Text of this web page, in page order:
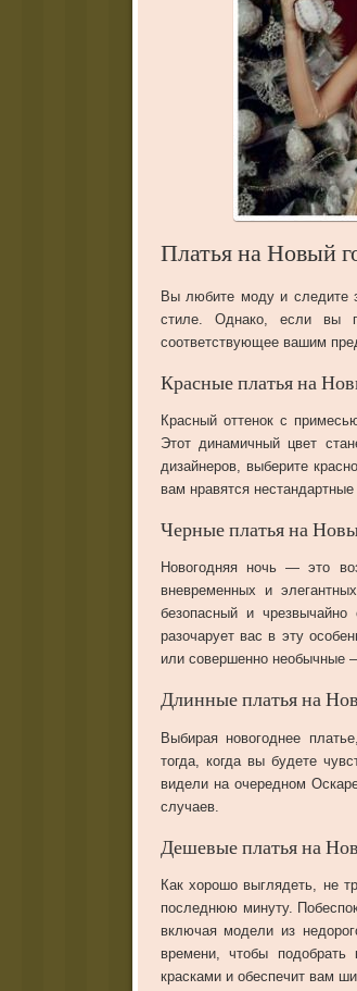
Платья на Новый
Вы любите моду и следите
стиле. Однако, если вы
соответствующее вашим
Красные платья на
Красный оттенок с
Этот динамичный цвет
дизайнеров, выберите
вам нравятся
Черные платья на
Новогодняя ночь — это
вневременных и
безопасный и
разочарует вас в эту
или совершенно необычные
Длинные платья на
Выбирая новогоднее
тогда, когда вы будете
видели на очередном
случаев.
Дешевые платья на
Как хорошо выглядеть, не
последнюю минуту.
включая модели из
времени, чтобы
красками и обеспечит вам